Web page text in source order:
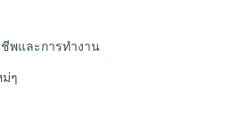
พและการทำงาน
ๆ